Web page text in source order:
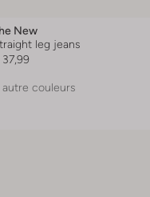
New
leg jeans
autre couleurs